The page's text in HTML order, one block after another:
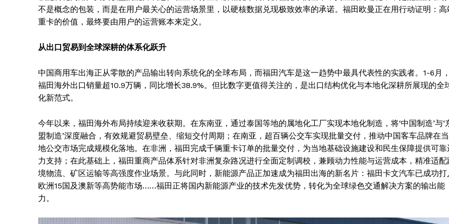
不是概念的包装，而是在用户最关心的运营场景里，以硬核数据兑现极致效率的承诺。福田欧曼正在用行动证明：高
重卡的价值，最终要由用户的运营账本来定义。
从出口贸易到全球深耕的体系化跃升
中国商用车出海正从零散的产品输出转向系统化的全球布局，而福田汽车是这一趋势中最具代表性的实践者。1-6月，
福田海外出口销量超10.9万辆，同比增长38.9%。但比数字更值得关注的，是出口结构优化与本地化深耕所展现的全
化新范式。
今年以来，福田海外布局持续迎来收获期。在东南亚，通过泰国等地的属地化工厂实现本地化制造，将‘中国制造’与‘
盟制造’深度融合，有效规避贸易壁垒、缩短交付周期；在南亚，超百辆公交车实现批量交付，推动中国客车品牌在当
地公交市场完成规模化落地。在非洲，福田完成千辆重卡订单的批量交付，为当地基础设施建设和民生保障提供可靠
力支持；在此基础上，福田重商产品体系针对非洲复杂路况进行全面定制调校，兼顾动力性能与运营成本，精准适配
境物流、矿区运输等高强度作业场景。与此同时，新能源产品正加速成为福田出海的新名片：福田卡文汽车已成功打
欧洲15国及澳新等高势能市场……福田正将国内新能源产业的技术先发优势，转化为全球绿色交通解决方案的输出能
力。